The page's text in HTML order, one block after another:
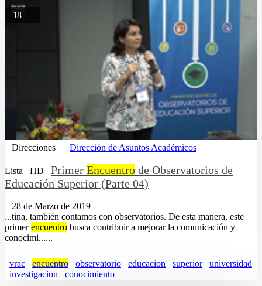
18
Direcciones Dirección de Asuntos Académicos
Lista HD Primer Encuentro de Observatorios de
Educación Superior (Parte 04)
28 de Marzo de 2019
...tina, también contamos con observatorios. De esta manera, este
primerencuentro busca contribuir a mejorar la comunicación y
conocimi......
vrac encuentro observatorio educacion superior
universidad
investigacion
conocimiento